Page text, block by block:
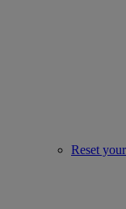
Reset